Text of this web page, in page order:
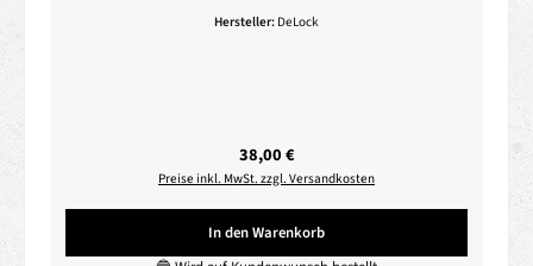
Hersteller: DeLock
Regulärer Preis:
38,00 €
Preise inkl. MwSt. zzgl. Versandkosten
In den Warenkorb